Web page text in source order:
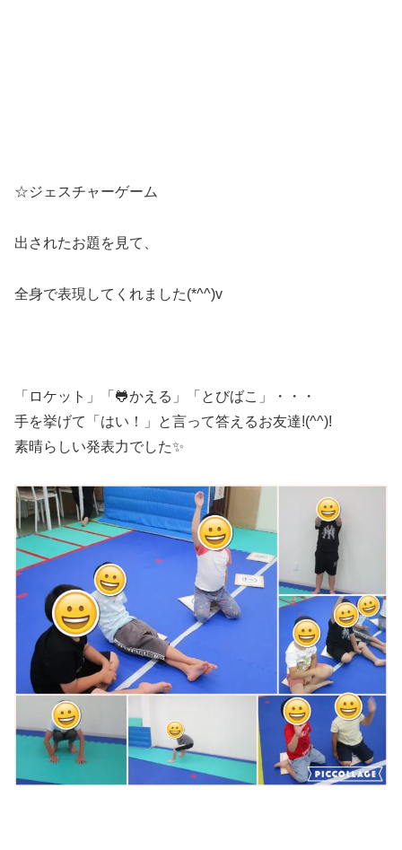
☆ジェスチャーゲーム
出されたお題を見て、
全身で表現してくれました(*^^)v
「ロケット」「🐸かえる」「とびばこ」・・・
手を挙げて「はい！」と言って答えるお友達!(^^)!
素晴らしい発表力でした✨